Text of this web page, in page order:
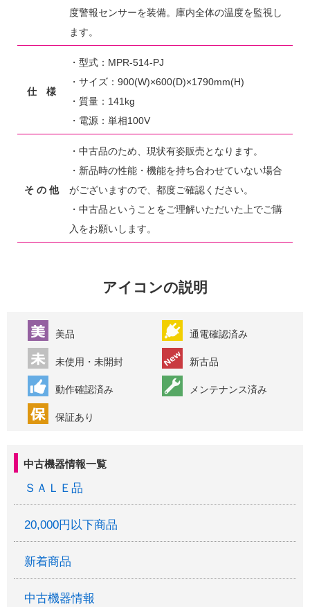
中古機器情報一覧
ＳＡＬＥ品
20,000円以下商品
新着商品
中古機器情報
度警報センサーを装備。庫内全体の温度を監視し
ます。
仕 様
・型式：MPR-514-PJ
・サイズ：900(W)×600(D)×1790mm(H)
・質量：141kg
・電源：単相100V
そ の 他
・中古品のため、現状有姿販売となります。
・新品時の性能・機能を持ち合わせていない場合
がございますので、都度ご確認ください。
・中古品ということをご理解いただいた上でご購
入をお願いします。
アイコンの説明
美品 通電確認済み
未使用・未開封 新古品
動作確認済み メンテナンス済み
保証あり